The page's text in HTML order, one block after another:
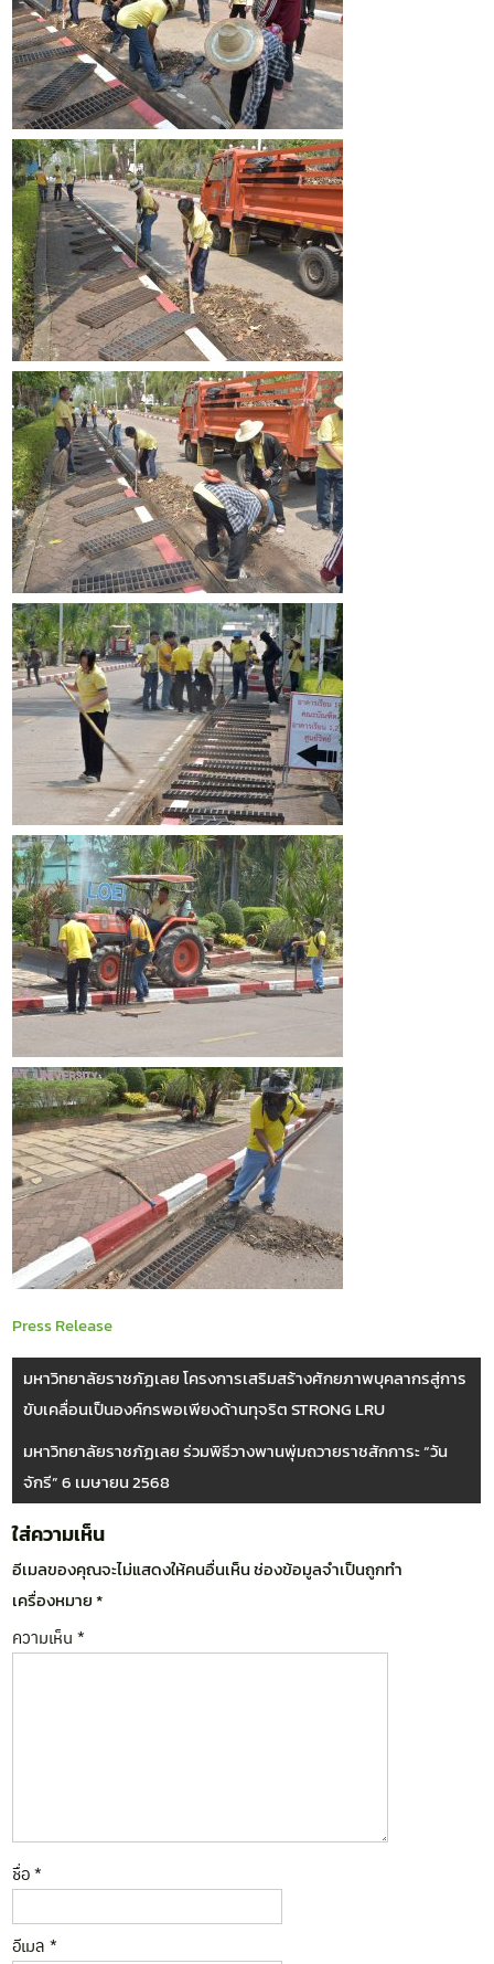
Press Release
มหาวิทยาลัยราชภัฏเลย โครงการเสริมสร้างศักยภาพบุคลากรสู่การ
ขับเคลื่อนเป็นองค์กรพอเพียงด้านทุจริต STRONG LRU
มหาวิทยาลัยราชภัฏเลย ร่วมพิธีวางพานพุ่มถวายราชสักการะ “วัน
จักรี” 6 เมษายน 2568
ใส่ความเห็น
อีเมลของคุณจะไม่แสดงให้คนอื่นเห็นช่องข้อมูลจำเป็นถูกทำ
เครื่องหมาย*
ความเห็น*
ชื่อ*
อีเมล*